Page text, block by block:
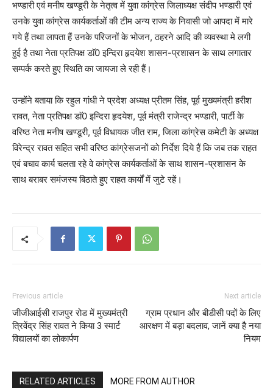
भण्डारी एवं मनीष खण्डूरी के नेतृत्व में युवा कांग्रेस जिलाध्यक्ष संदीप भण्डारी एवं
उनके युवा कांग्रेस कार्यकर्ताओं की टीम अन्य राज्य के निवासी जो आपदा में मारे
गये हैं तथा लापता हैं उनके परिजनों के भोजन, ठहरने आदि की व्यवस्था मे लगी
हुई है तथा नेता प्रतिपक्ष डाॅ0 इन्दिरा हृदयेश शासन-प्रशासन के साथ लगातार
सम्पर्क करते हुए स्थिति का जायजा ले रही हैं।
उन्होंने बताया कि रहुल गांधी ने प्रदेश अध्यक्ष प्रीतम सिंह, पूर्व मुख्यमंत्री हरीश
रावत, नेता प्रतिपक्ष डाॅ0 इन्दिरा हृदयेश, पूर्व मंत्री राजेन्द्र भण्डारी, पार्टी के
वरिष्ठ नेता मनीष खण्डूरी, पूर्व विधायक जीत राम, जिला कांग्रेस कमेटी के अध्यक्ष
विरेन्द्र रावत सहित सभी वरिष्ठ कांग्रेसजनों को निर्देश दिये हैं कि जब तक राहत
एवं बचाव कार्य चलता रहे वे कांग्रेस कार्यकर्ताओं के साथ शासन-प्रशासन के
साथ बराबर समंजस्य बिठाते हुए राहत कार्यों में जुटे रहें।
Previous article
जीजीआईसी राजपुर रोड में मुख्यमंत्री
त्रिवेंद्र सिंह रावत ने किया 3 स्मार्ट
विद्यालयों का लोकार्पण
Next article
ग्राम प्रधान और बीडीसी पदों के लिए
आरक्षण में बड़ा बदलाव, जानें क्‍या है नया
नियम
RELATED ARTICLES MORE FROM AUTHOR